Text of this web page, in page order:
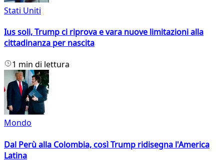
Stati Uniti
Ius soli, Trump ci riprova e vara nuove limitazioni alla
cittadinanza per nascita
1 min di lettura
Mondo
Dal Perù alla Colombia, così Trump ridisegna l'America
Latina